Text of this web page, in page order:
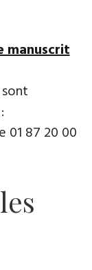
manuscrit
:
​​0​1 87 20 00